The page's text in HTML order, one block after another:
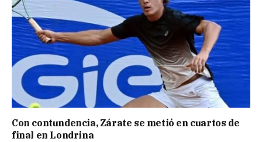
Con contundencia, Zárate se metió en cuartos de
final en Londrina